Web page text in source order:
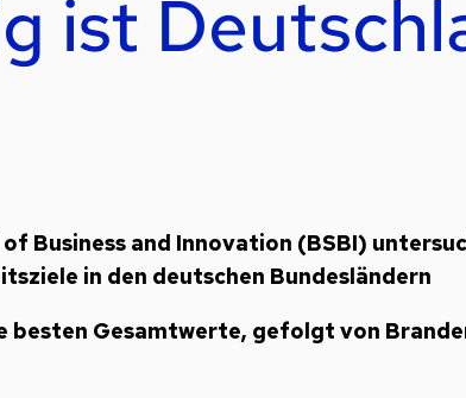
ist
Business and Innovation (BSBI)
in den deutschen Bundesländern
besten Gesamtwerte, gefolgt von